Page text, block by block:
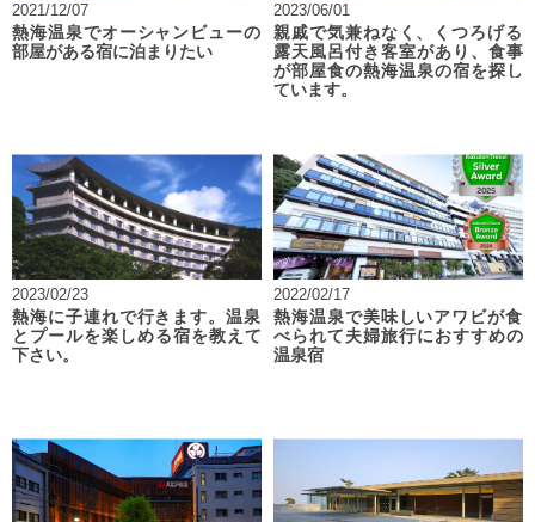
2021/12/07
熱海温泉でオーシャンビューの
部屋がある宿に泊まりたい
2023/06/01
親戚で気兼ねなく、くつろげる
露天風呂付き客室があり、食事
が部屋食の熱海温泉の宿を探し
ています。
2023/02/23
熱海に子連れで行きます。温泉
とプールを楽しめる宿を教えて
下さい。
2022/02/17
熱海温泉で美味しいアワビが食
べられて夫婦旅行におすすめの
温泉宿